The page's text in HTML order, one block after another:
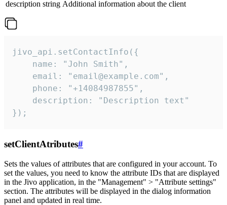
description string Additional information about the client
jivo_api.setContactInfo({
    name: "John Smith",
    email: "email@example.com",
    phone: "+14084987855",
    description: "Description text"
});
setClientAtributes#
Sets the values ​​of attributes that are configured in your account. To
set the values, you need to know the attribute IDs that are displayed
in the Jivo application, in the "Management" > "Attribute settings"
section. The attributes will be displayed in the dialog information
panel and updated in real time.